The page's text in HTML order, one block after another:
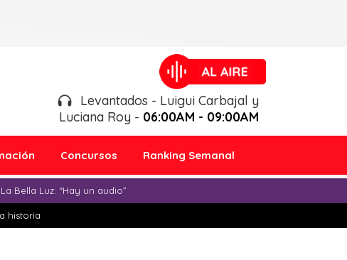
Levantados - Luigui Carbajal y
Luciana Roy - 06:00AM - 09:00AM
Concursos Ranking Semanal
Bella Luz: “Hay un audio”
historia